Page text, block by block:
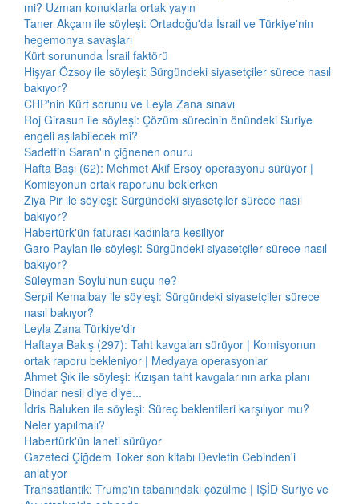
mi? Uzman konuklarla ortak yayın
Taner Akçam ile söyleşi: Ortadoğu'da İsrail ve Türkiye'nin
hegemonya savaşları
Kürt sorununda İsrail faktörü
Hişyar Özsoy ile söyleşi: Sürgündeki siyasetçiler sürece nasıl
bakıyor?
CHP'nin Kürt sorunu ve Leyla Zana sınavı
Roj Girasun ile söyleşi: Çözüm sürecinin önündeki Suriye
engeli aşılabilecek mi?
Sadettin Saran'ın çiğnenen onuru
Hafta Başı (62): Mehmet Akif Ersoy operasyonu sürüyor |
Komisyonun ortak raporunu beklerken
Ziya Pir ile söyleşi: Sürgündeki siyasetçiler sürece nasıl
bakıyor?
Habertürk'ün faturası kadınlara kesiliyor
Garo Paylan ile söyleşi: Sürgündeki siyasetçiler sürece nasıl
bakıyor?
Süleyman Soylu'nun suçu ne?
Serpil Kemalbay ile söyleşi: Sürgündeki siyasetçiler sürece
nasıl bakıyor?
Leyla Zana Türkiye'dir
Haftaya Bakış (297): Taht kavgaları sürüyor | Komisyonun
ortak raporu bekleniyor | Medyaya operasyonlar
Ahmet Şık ile söyleşi: Kızışan taht kavgalarının arka planı
Dindar nesil diye diye...
İdris Baluken ile söyleşi: Süreç beklentileri karşılıyor mu?
Neler yapılmalı?
Habertürk'ün laneti sürüyor
Gazeteci Çiğdem Toker son kitabı Devletin Cebinden'i
anlatıyor
Transatlantik: Trump'ın tabanındaki çözülme | IŞİD Suriye ve